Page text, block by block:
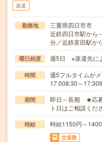
派遣
勤務地
三重県四日市市
近鉄四日市駅から
分／近鉄富田駅か
曜日頻度 週5日 ※派遣先に
時間
週5フルタイムが
17:008:30～
期間
即日～長期 ★応募
ト日はご相談くだ
時給 時給1150円～
交通費